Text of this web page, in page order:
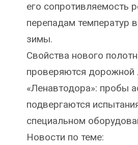
его сопротивляемость
перепадам температур
зимы.
Свойства нового
проверяются дорожной
«Ленавтодора»: пробы
подвергаются
специальном
Новости по теме: